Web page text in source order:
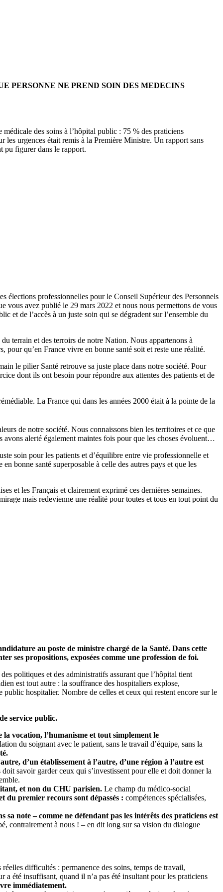
PERSONNE NE PREND SOIN DES MEDECINS
des soins à l’hôpital public : 75 % des praticiens
les urgences était remis à la Première Ministre. Un rapport sans
pu figurer dans le rapport.
professionnelles pour le Conseil Supérieur des Personnels
vous avez publié le 29 mars 2022 et nous nous permettons de vous
et de l’accès à un juste soin qui se dégradent sur l’ensemble du
terrain et des terroirs de notre Nation. Nous appartenons à
qu’en France vivre en bonne santé soit et reste une réalité.
le pilier Santé retrouve sa juste place dans notre société. Pour
dont ils ont besoin pour répondre aux attentes des patients et de
La France qui dans les années 2000 était à la pointe de la
de notre société. Nous connaissons bien les territoires et ce que
alerté également maintes fois pour que les choses évoluent…
soin pour les patients et d’équilibre entre vie professionnelle et
bonne santé superposable à celle des autres pays et que les
et les Français et clairement exprimé ces dernières semaines.
mais redevienne une réalité pour toutes et tous en tout point du
au poste de ministre chargé de la Santé. Dans cette
ses propositions, exposées comme une profession de foi.
politiques et des administratifs assurant que l’hôpital tient
est tout autre : la souffrance des hospitaliers explose,
hospitalier. Nombre de celles et ceux qui restent encore sur le
service public.
vocation, l’humanisme et tout simplement le
du soignant avec le patient, sans le travail d’équipe, sans la
d’un établissement à l’autre, d’une région à l’autre est
savoir garder ceux qui s’investissent pour elle et doit donner la
et non du CHU parisien. Le champ du médico-social
du premier recours sont dépassés : compétences spécialisées,
sa note – comme ne défendant pas les intérêts des praticiens est
contrairement à nous ! – en dit long sur sa vision du dialogue
difficultés : permanence des soins, temps de travail,
été insuffisant, quand il n’a pas été insultant pour les praticiens
immédiatement.